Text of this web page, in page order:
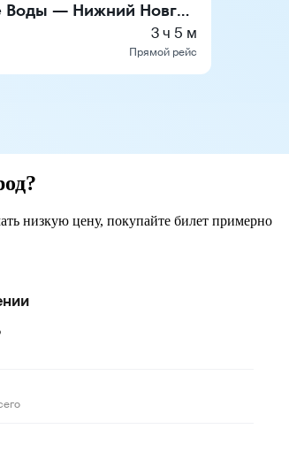
Минеральные Воды — Нижний Новгород
3 ч 5 м
Прямой рейс
низкую цену, покупайте билет примерно